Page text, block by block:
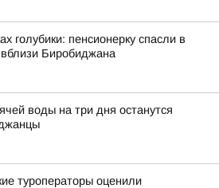
голубики: пенсионерку спасли в
Биробиджана
воды на три дня останутся
туроператоры оценили